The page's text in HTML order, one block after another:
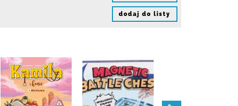
dodaj do listy